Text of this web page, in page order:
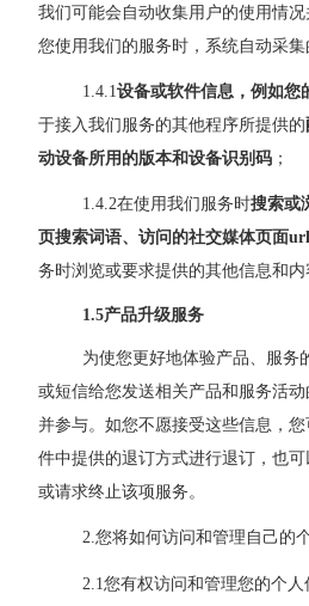
我们可能会自动收集用户的使用情
您使用我们的服务时，系统自动采集
1.4.1设备或软件信息，例如您
于接入我们服务的其他程序所提供的
动设备所用的版本和设备识别码 ；
1.4.2在使用我们服务时搜索或
页搜索词语、访问的社交媒体页面
务时浏览或要求提供的其他信息和内
1.5产品升级服务
为使您更好地体验产品、服务
或短信给您发送相关产品和服务活
并参与。如您不愿接受这些信息，
件中提供的退订方式进行退订，也
或请求终止该项服务。
2.您将如何访问和管理 自己的
2.1您有权访问和管理您的个